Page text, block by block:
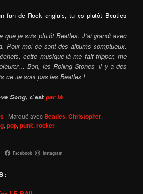
fan de Rock anglais, tu es plutôt Beatles
que je suis plutôt Beatles. J’ai grandi avec
Pour moi ce sont des albums somptueux,
cette musique-là me fait tripper, me
Bon, les Rolling Stones, il y a des
ce ne sont pas les Beatles !
Song, c’estpar là
| Marqué avec Beatles,Christopher,
,pop,punk,rocker
Facebook Instagram
: